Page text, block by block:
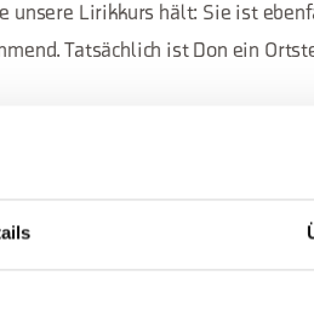
unsere Lirikkurs hält: Sie ist
Tatsächlich ist Don ein
Angebot ihrer
die Teilnahme von vier Geigern